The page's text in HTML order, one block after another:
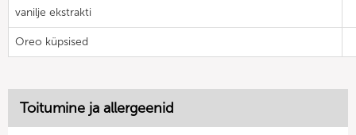
vanilje ekstrakti
Oreo küpsised
Toitumine ja allergeenid